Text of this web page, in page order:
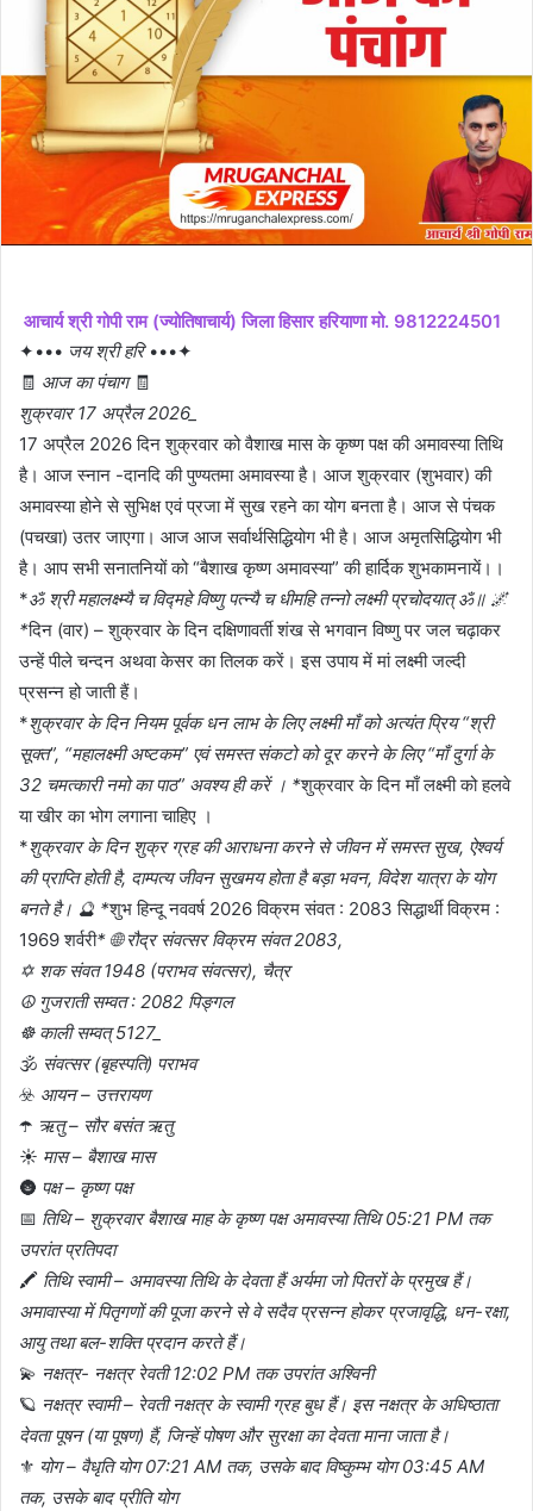
आचार्य श्री गोपी राम (ज्योतिषाचार्य) जिला हिसार हरियाणा मो. 9812224501
✦••• जय श्री हरि•••✦
🧾 आज का पंचाग🧾
शुक्रवार 17 अप्रैल 2026_
17 अप्रैल 2026 दिन शुक्रवार को वैशाख मास के कृष्ण पक्ष की अमावस्या तिथि
है। आज स्नान -दानदि की पुण्यतमा अमावस्या है। आज शुक्रवार (शुभवार) की
अमावस्या होने से सुभिक्ष एवं प्रजा में सुख रहने का योग बनता है। आज से पंचक
(पचखा) उतर जाएगा। आज आज सर्वार्थसिद्धियोग भी है। आज अमृतसिद्धियोग भी
है। आप सभी सनातनियों को “बैशाख कृष्ण अमावस्या” की हार्दिक शुभकामनायें।।
*ॐ श्री महालक्ष्म्यै च विद्महे विष्णु पत्न्यै च धीमहि तन्नो लक्ष्मी प्रचोदयात् ॐ॥ 🌌
*दिन (वार) – शुक्रवार के दिन दक्षिणावर्ती शंख से भगवान विष्णु पर जल चढ़ाकर
उन्हें पीले चन्दन अथवा केसर का तिलक करें। इस उपाय में मां लक्ष्मी जल्दी
प्रसन्न हो जाती हैं।
*शुक्रवार के दिन नियम पूर्वक धन लाभ के लिए लक्ष्मी माँ को अत्यंत प्रिय “श्री
सूक्त”, “महालक्ष्मी अष्टकम” एवं समस्त संकटो को दूर करने के लिए “माँ दुर्गा के
32 चमत्कारी नमो का पाठ” अवश्य ही करें । *शुक्रवार के दिन माँ लक्ष्मी को हलवे
या खीर का भोग लगाना चाहिए ।
*शुक्रवार के दिन शुक्र ग्रह की आराधना करने से जीवन में समस्त सुख, ऐश्वर्य
की प्राप्ति होती है, दाम्पत्य जीवन सुखमय होता है बड़ा भवन, विदेश यात्रा के योग
बनते है। 🔮 *शुभ हिन्दू नववर्ष 2026 विक्रम संवत : 2083 सिद्धार्थी विक्रम :
1969 शर्वरी* 🌐 रौद्र संवत्सर विक्रम संवत 2083,
✡️ शक संवत 1948 (पराभव संवत्सर), चैत्र
☮️ गुजराती सम्वत : 2082 पिङ्गल
☸️ काली सम्वत् 5127_
🕉️ संवत्सर (बृहस्पति) पराभव
☣️ आयन – उत्तरायण
☂️ ऋतु – सौर बसंत ऋतु
☀️ मास – बैशाख मास
🌚 पक्ष – कृष्ण पक्ष
📅 तिथि – शुक्रवार बैशाख माह के कृष्ण पक्ष अमावस्या तिथि 05:21 PM तक
उपरांत प्रतिपदा
🖍️ तिथि स्वामी – अमावस्या तिथि के देवता हैं अर्यमा जो पितरों के प्रमुख हैं।
अमावास्या में पितृगणों की पूजा करने से वे सदैव प्रसन्न होकर प्रजावृद्धि, धन-रक्षा,
आयु तथा बल-शक्ति प्रदान करते हैं।
💫 नक्षत्र- नक्षत्र रेवती 12:02 PM तक उपरांत अश्विनी
🪐 नक्षत्र स्वामी – रेवती नक्षत्र के स्वामी ग्रह बुध हैं। इस नक्षत्र के अधिष्ठाता
देवता पूषन (या पूषण) हैं, जिन्हें पोषण और सुरक्षा का देवता माना जाता है।
⚜️ योग – वैधृति योग 07:21 AM तक, उसके बाद विष्कुम्भ योग 03:45 AM
तक, उसके बाद प्रीति योग